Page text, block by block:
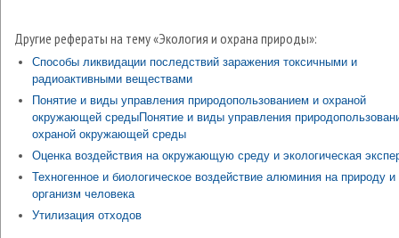
Другие рефераты на тему «Экология и охрана природы»:
Способы ликвидации последствий заражения токсичными и
радиоактивными веществами
Понятие и виды управления природопользованием и охраной
окружающей средыПонятие и виды управления
охраной окружающей среды
Оценка воздействия на окружающую среду и экологическая
Техногенное и биологическое воздействие алюминия на природу и
организм человека
Утилизация отходов